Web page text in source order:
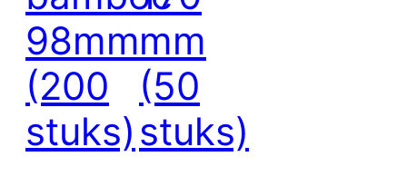
98mm
(200
stuks)
mm
(50
stuks)